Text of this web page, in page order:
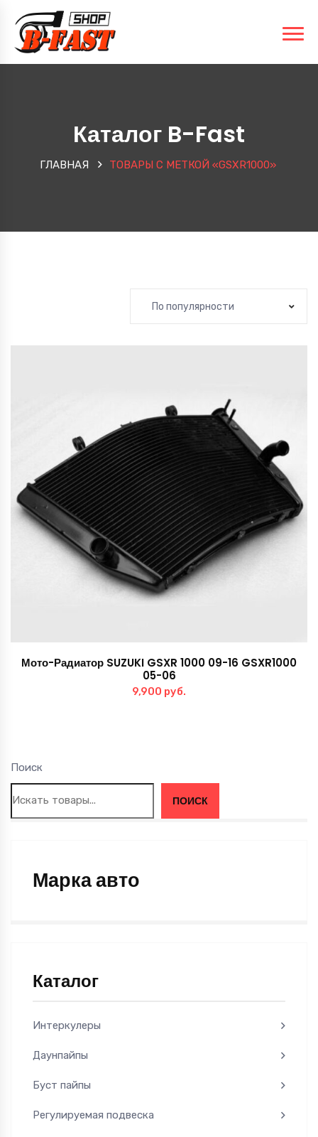
Каталог B-Fast
ГЛАВНАЯ ТОВАРЫ С МЕТКОЙ «GSXR1000»
Поиск
ПОИСК
Марка авто
Каталог
Интеркулеры
Даунпайпы
Буст пайпы
Регулируемая подвеска
По популярности
Мото-Радиатор SUZUKI GSXR 1000 09-16 GSXR1000
05-06
9,900 руб.